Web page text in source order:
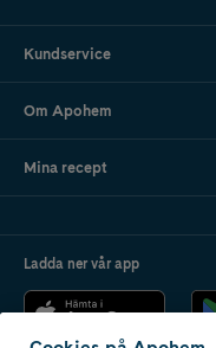
Kundservice
Om Apohem
Mina recept
Ladda ner vår app